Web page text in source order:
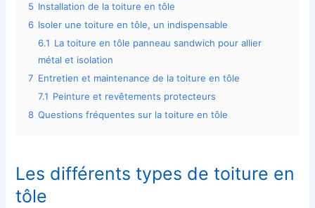
5 Installation de la toiture en tôle
6 Isoler une toiture en tôle, un indispensable
6.1 La toiture en tôle panneau sandwich pour allier
métal et isolation
7 Entretien et maintenance de la toiture en tôle
7.1 Peinture et revêtements protecteurs
8 Questions fréquentes sur la toiture en tôle
Les différents types de toiture en
tôle